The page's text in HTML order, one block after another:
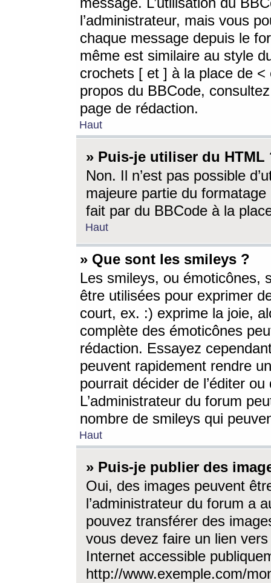
l’administrateur, mais vous
chaque message depuis le
même est similaire au style
crochets [ et ] à la place de <
propos du BBCode,
page de rédaction.
Haut
» Puis-je utiliser du HTML
Non. Il n’est pas possible
majeure partie du
fait par du BBCode à la
Haut
» Que sont les smileys ?
Les smileys, ou émoticônes,
être utilisées pour exprimer
court, ex. :) exprime la joie,
complète des émoticônes
rédaction. Essayez
peuvent rapidement rendre
pourrait décider de l’éditer
L’administrateur du forum
nombre de smileys qui
Haut
» Puis-je publier des
Oui, des images peuvent
l’administrateur du forum a
pouvez transférer des
vous devez faire un lien
Internet accessible
http://www.exemple.com/